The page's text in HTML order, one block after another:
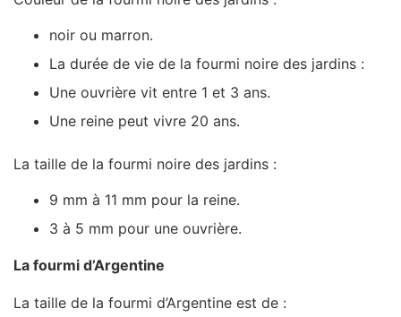
noir ou marron.
La durée de vie de la fourmi noire des jardins :
Une ouvrière vit entre 1 et 3 ans.
Une reine peut vivre 20 ans.
La taille de la fourmi noire des jardins :
9 mm à 11 mm pour la reine.
3 à 5 mm pour une ouvrière.
La fourmi d’Argentine
La taille de la fourmi d’Argentine est de :